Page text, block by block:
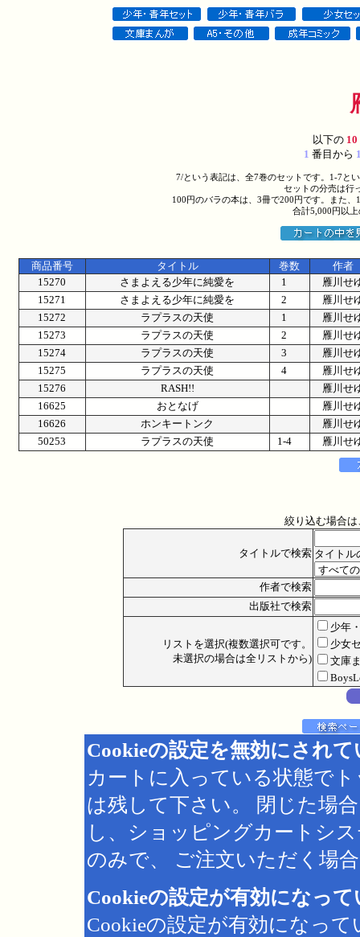
以下の 10
1 番目から
7/という表記は、全7巻のセットです。1-7と
セットの分売は行
100円のバラの本は、3冊で200円です。また
合計5,000円以
商品番号 タイトル 巻数
作者
15270
さまよえる少年に純愛を 1
雁川せ
15271
さまよえる少年に純愛を 2
雁川せ
15272
ラプラスの天使 1
雁川せ
15273
ラプラスの天使 2
雁川せ
15274
ラプラスの天使 3
雁川せ
15275
ラプラスの天使 4
雁川せ
15276
RASH!!
雁川せ
16625
おとなげ
雁川せ
16626
ホンキートンク
雁川せ
50253
ラプラスの天使 1-4 雁川せ
絞り込む場合
タイトルで検索 タイトル
作者で検索
出版社で検索
リストを選択(複数選択可です。
未選択の場合は全リストから)
少年
少女
文庫
Cookieの設定を無効にされ
カートに入っている状態で
は残して下さい。 閉じた場
し、ショッピングカートシ
のみで、 ご注文いただく場
Cookieの設定が有効になっ
Cookieの設定が有効になっ